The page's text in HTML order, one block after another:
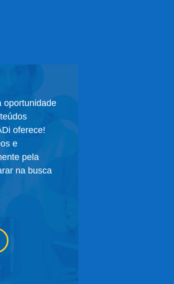
oportunidade
oferece!
e
pela
na busca